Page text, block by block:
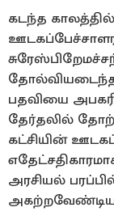
கடந்த காலத்தில்
பதவியை
தேர்தலில்
கட்சியின்
அரசியல்